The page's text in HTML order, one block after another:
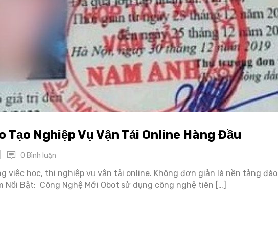
Tạo Nghiệp Vụ Vận Tải Online Hàng Đầu
0 Bình luận
việc học, thi nghiệp vụ vận tải online. Không đơn giản là nền tảng
Bật: Công Nghệ Mới Obot sử dụng công nghệ tiên […]